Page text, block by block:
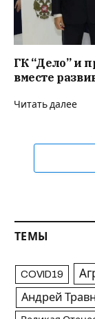
ГК “Дело” и
вместе
Читать далее
ТЕМЫ
COVID19
Андрей